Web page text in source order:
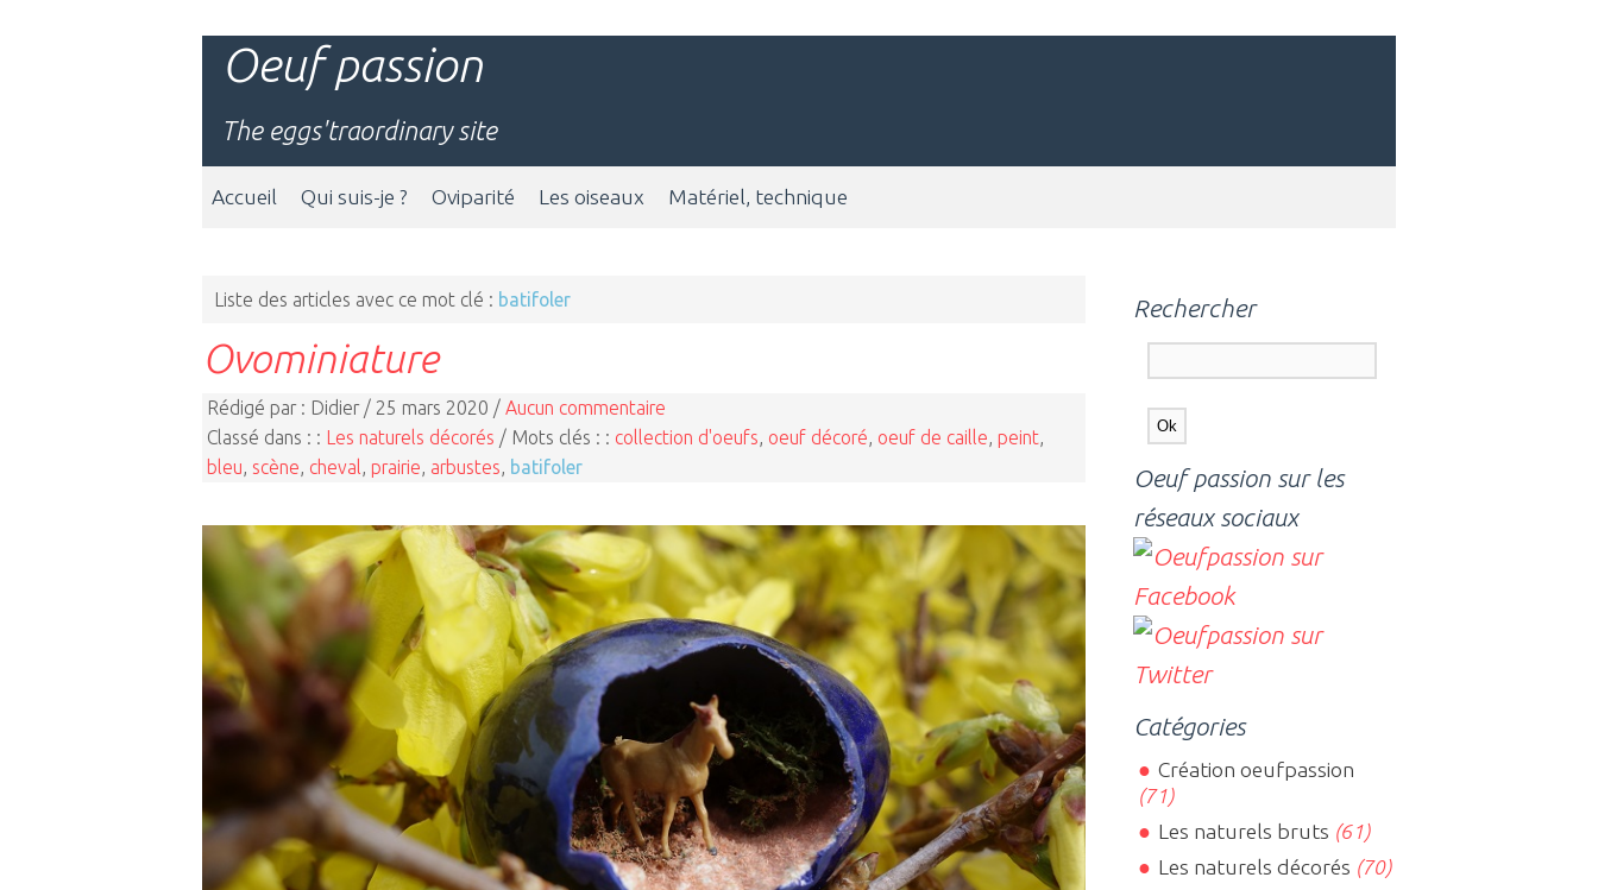
Oeuf passion
The eggs'traordinary site
Accueil Qui suis-je ? Oviparité Les oiseaux Matériel, technique
Liste des articles avec ce mot clé : batifoler
Ovominiature
Rédigé par : Didier / 25 mars 2020 / Aucun commentaire
Classé dans : : Les naturels décorés / Mots clés : : collection d'oeufs oeuf décoré oeuf de caille peint
bleu scène cheval prairie arbustes batifoler
Rechercher
Oeuf passion sur les
réseaux sociaux
Catégories
Création oeufpassion
(71)
Les naturels bruts (61)
Les naturels décorés (70)